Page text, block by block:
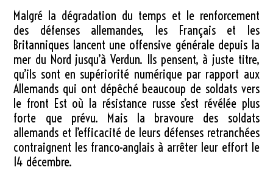
Malgré la dégradation du temps et le renforcement
des défenses allemandes, les Français et les
Britanniques lancent une offensive générale depuis la
mer du Nord jusqu’à Verdun. Ils pensent, à juste titre,
qu’ils sont en supériorité numérique par rapport aux
Allemands qui ont dépêché beaucoup de soldats vers
le front Est où la résistance russe s’est révélée plus
forte que prévu. Mais la bravoure des soldats
allemands et l’efficacité de leurs défenses retranchées
contraignent les franco-anglais à arrêter leur effort le
14 décembre.